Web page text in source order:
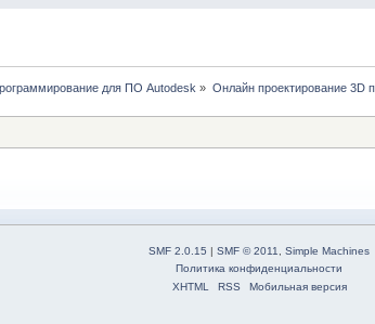
для ПО Autodesk » Онлайн проектирование 3D
SMF 2.0.15 |SMF © 2011 ,Simple Machines
Политика конфиденциальности
XHTML
RSS Мобильная версия